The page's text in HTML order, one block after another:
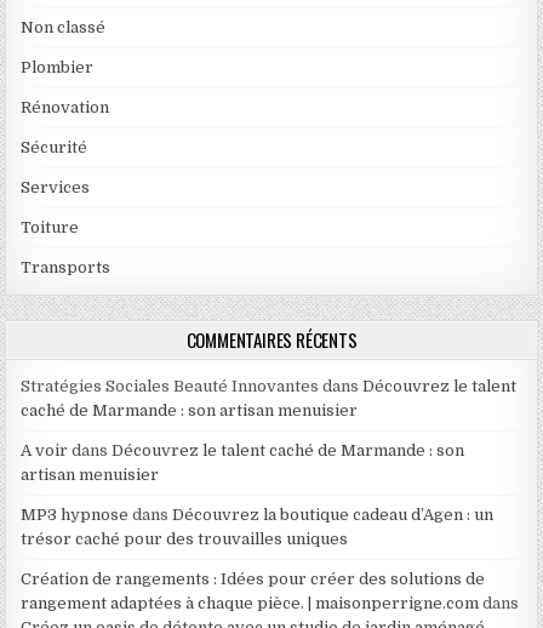
Non classé
Plombier
Rénovation
Sécurité
Services
Toiture
Transports
COMMENTAIRES RÉCENTS
Stratégies Sociales Beauté Innovantes dansDécouvrez le talent
caché de Marmande : son artisan menuisier
A voir dansDécouvrez le talent caché de Marmande : son
artisan menuisier
MP3 hypnose dansDécouvrez la boutique cadeau d’Agen : un
trésor caché pour des trouvailles uniques
Création de rangements : Idées pour créer des solutions de
rangement adaptées à chaque pièce. | maisonperrigne.com dans